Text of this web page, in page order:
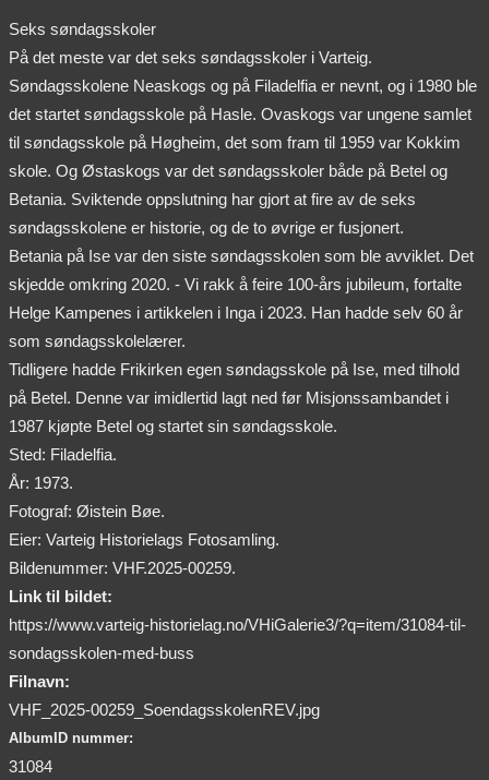
Seks søndagsskoler
På det meste var det seks søndagsskoler i Varteig.
Søndagsskolene Neaskogs og på Filadelfia er nevnt, og i 1980 ble
det startet søndagsskole på Hasle. Ovaskogs var ungene samlet
til søndagsskole på Høgheim, det som fram til 1959 var Kokkim
skole. Og Østaskogs var det søndagsskoler både på Betel og
Betania. Sviktende oppslutning har gjort at fire av de seks
søndagsskolene er historie, og de to øvrige er fusjonert.
Betania på Ise var den siste søndagsskolen som ble avviklet. Det
skjedde omkring 2020. - Vi rakk å feire 100-års jubileum, fortalte
Helge Kampenes i artikkelen i Inga i 2023. Han hadde selv 60 år
som søndagsskolelærer.
Tidligere hadde Frikirken egen søndagsskole på Ise, med tilhold
på Betel. Denne var imidlertid lagt ned før Misjonssambandet i
1987 kjøpte Betel og startet sin søndagsskole.
Sted: Filadelfia.
År: 1973.
Fotograf: Øistein Bøe.
Eier: Varteig Historielags Fotosamling.
Bildenummer: VHF.2025-00259.
Link til bildet:
https://www.varteig-historielag.no/VHiGalerie3/?q=item/31084-til-
sondagsskolen-med-buss
Filnavn:
VHF_2025-00259_SoendagsskolenREV.jpg
AlbumID nummer:
31084